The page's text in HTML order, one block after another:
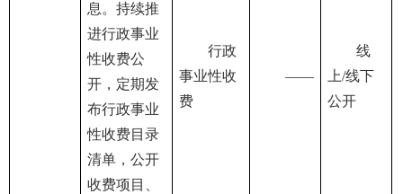
息。持续推
进行政事业
性收费公
开，定期发
布行政事业
性收费目录
清单，公开
收费项目、
行政
事业性收
费
——
线
上/线下
公开